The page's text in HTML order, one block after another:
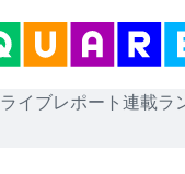
ライブレポート 連載ラ